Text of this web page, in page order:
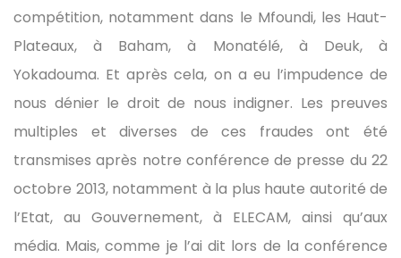
compétition, notamment dans le Mfoundi, les Haut-
Plateaux, à Baham, à Monatélé, à Deuk, à
Yokadouma. Et après cela, on a eu l’impudence de
nous dénier le droit de nous indigner. Les preuves
multiples et diverses de ces fraudes ont été
transmises après notre conférence de presse du 22
octobre 2013, notamment à la plus haute autorité de
l’Etat, au Gouvernement, à ELECAM, ainsi qu’aux
média. Mais, comme je l’ai dit lors de la conférence